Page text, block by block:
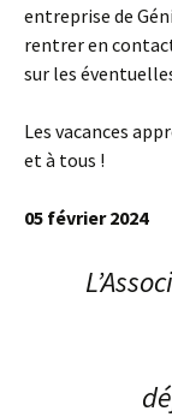
entreprise de
rentrer en
sur les
Les vacances
et à tous !
05 février 2024